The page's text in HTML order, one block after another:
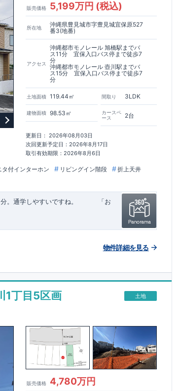
販売価格 5,199万円 (税込)
所在地
沖縄県豊見城市字豊見城宜保原527
番3(地番)
アクセス
沖縄都市モノレール 旭橋駅までバ
ス11分 宜保入口バス停まで徒歩7
分
沖縄都市モノレール 壺川駅までバ
ス15分 宜保入口バス停まで徒歩7
分
土地面積 119.44㎡
建物面積 98.53㎡
間取り 3LDK
カースペ
ース
2台
更新日： 2026年08月03日
次回更新予定日：2026年8月17日
取引有効期限：2026年8月6日
タ付インターホン リビングイン階段
折上天井
。通学しやすいですね。
「お
休み）
ス
造用集成材にヒノキを使用しておりま
んと手入れをして、長く大切に使う」
クリアした物件だけが認定を受けられ
下記
つの技術基準をクリアする必要
化対策③維持管理性④住戸面積⑤省エネ
税の減税、中古市場での売却時にも有
「設計」と「建設」のダブルで
す。外部評価委員が建設中に 3回、竣
物件詳細を見る
1丁目5区画 土地
販売価格 4,780万円